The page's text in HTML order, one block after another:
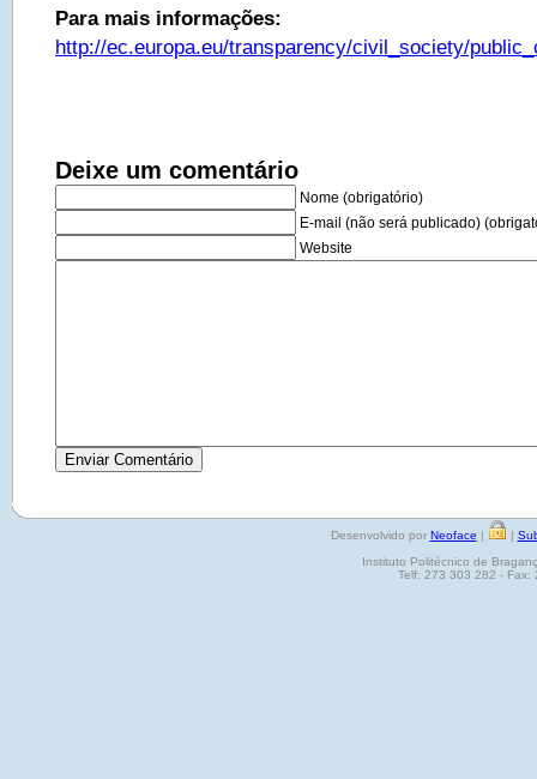
Para mais informações:
http://ec.europa.eu/transparency/civil_society/
Deixe um comentário
Nome (obrigatório)
E-mail (não será publicado)
Website
Desenvolvido por Neoface | |
Instituto Politécnico de
Telf: 273 303 282 - Fax: